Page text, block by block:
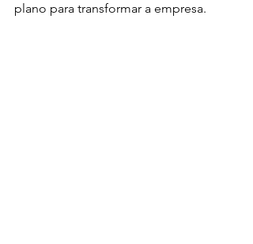
plano para transformar a empresa.